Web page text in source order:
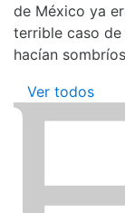
de México ya
terrible caso
hacían
Ver todos